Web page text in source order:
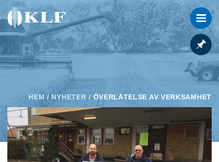
HEM / NYHETER / ÖVERLÅTELSE AV VERKSAMHET